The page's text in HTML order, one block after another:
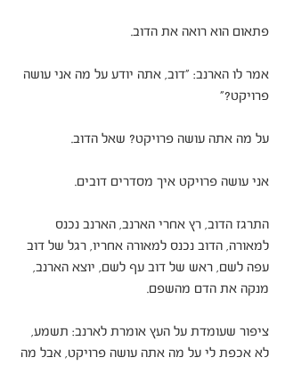
פתאום הוא רואה את הדוב.
אמר לו הארנב: "דוב, אתה יודע על מה אני עושה
פרויקט?"
על מה אתה עושה פרויקט? שאל הדוב.
אני עושה פרויקט איך מסדרים דובים.
התרגז הדוב, רץ אחרי הארנב, הארנב נכנס
למאורה, הדוב נכנס למאורה אחריו, רגל של דוב
עפה לשם, ראש של דוב עף לשם, יוצא הארנב,
מנקה את הדם מהשפם.
ציפור שעומדת על העץ אומרת לארנב: תשמע,
לא אכפת לי על מה אתה עושה פרויקט, אבל מה